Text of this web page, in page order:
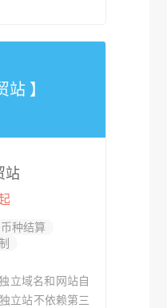
站 】
站
种结算
立域名和网站自
立站不依赖第三